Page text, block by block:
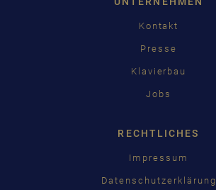
Kontakt
Presse
Klavierbau
Jobs
RECHTLICHES
Impressum
Datenschutzerklärung